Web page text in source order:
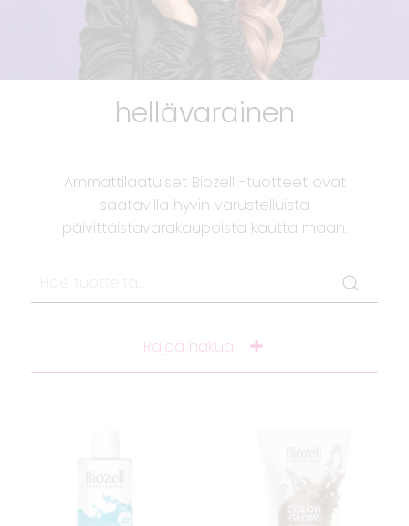
hellävarainen
Ammattilaatuiset Biozell -tuotteet ovat
saatavilla hyvin varustelluista
päivittäistavarakaupoista kautta maan.
Rajaa hakua